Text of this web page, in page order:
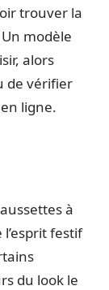
trouver la
modèle
alors
de vérifier
ligne.
à
festif
du look le